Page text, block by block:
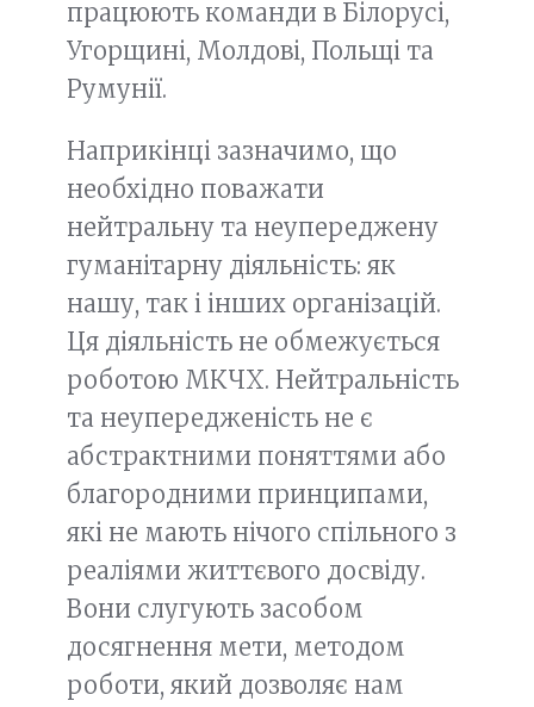
працюють команди в Білорусі,
Угорщині, Молдові, Польщі та
Румунії.
Наприкінці зазначимо, що
необхідно поважати
нейтральну та неупереджену
гуманітарну діяльність: як
нашу, так і інших організацій.
Ця діяльність не обмежується
роботою МКЧХ. Нейтральність
та неупередженість не є
абстрактними поняттями або
благородними принципами,
які не мають нічого спільного з
реаліями життєвого досвіду.
Вони слугують засобом
досягнення мети, методом
роботи, який дозволяє нам